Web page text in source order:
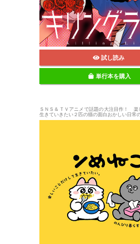
試し読み
単行本を購入
ＳＮＳ＆ＴＶアニメで話題の大注目作！ 楽
生きていきたい２匹の猫の面白おかしい日常の